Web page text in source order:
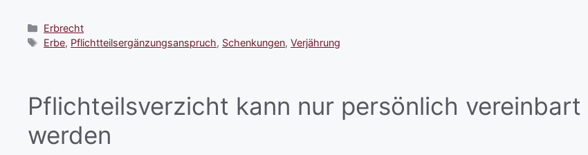
Erbrecht
Erbe, Pflichtteilsergänzungsanspruch, Schenkungen,Verjährung
Pflichteilsverzicht kann nur persönlich vereinbart
werden